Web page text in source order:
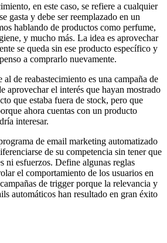
en este caso, se refiere a cualquier
gasta y debe ser reemplazado en un
hablando de productos como perfume,
y mucho más. La idea es aprovechar
se queda sin ese producto específico y
a comprarlo nuevamente.
de reabastecimiento es una campaña de
aprovechar el interés que hayan mostrado
que estaba fuera de stock, pero que
ahora cuentas con un producto
interesar.
de email marketing automatizado
de su competencia sin tener que
ni esfuerzos. Define algunas reglas
el comportamiento de los usuarios en
de trigger porque la relevancia y
automáticos han resultado en gran éxito